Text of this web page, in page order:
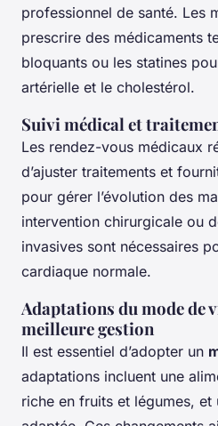
professionnel de santé. Les
prescrire des médicaments
bloquants ou les statines
artérielle et le cholestérol.
Suivi médical et
Les rendez-vous médicaux
d’ajuster traitements et
pour gérer l’évolution des
intervention chirurgicale ou
invasives sont nécessaires
cardiaque normale.
Adaptations du mode de
meilleure gestion
Il est essentiel d’adopter un
adaptations incluent une
riche en fruits et légumes,